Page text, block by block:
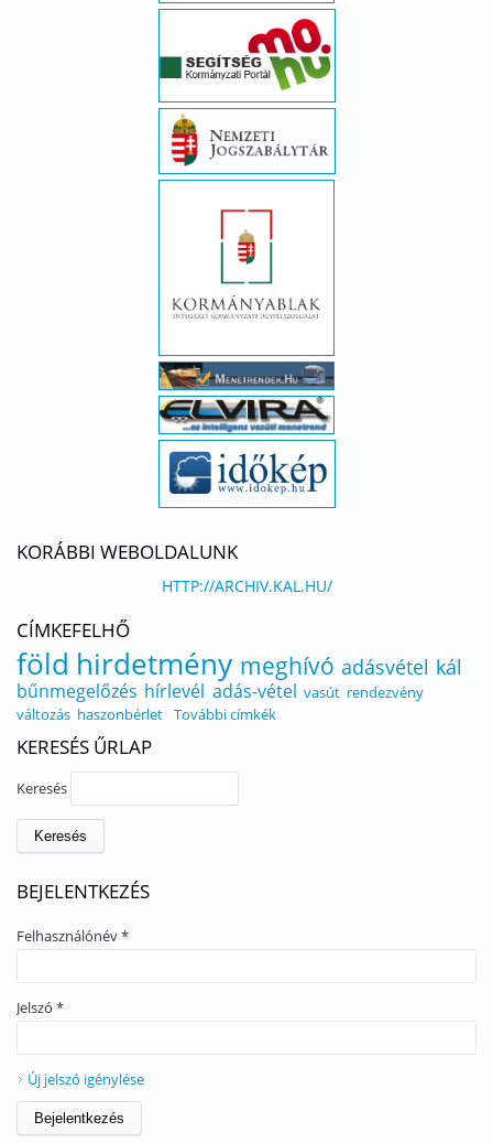
KORÁBBI WEBOLDALUNK
HTTP://ARCHIV.KAL.HU/
CÍMKEFELHŐ
föld hirdetmény meghívó adásvétel kál
bűnmegelőzés hírlevél adás-vétel vasút rendezvény
változás haszonbérlet További címkék
KERESÉS ŰRLAP
Keresés
BEJELENTKEZÉS
Felhasználónév*
Jelszó *
Új jelszó igénylése